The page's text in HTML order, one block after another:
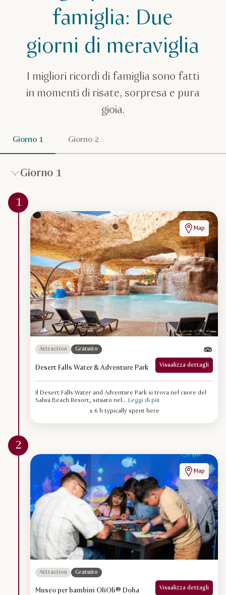
Magia per tutta la famiglia: Due giorni di meraviglia
famiglia: Due
giorni di meraviglia
I migliori ricordi di famiglia sono fatti
in momenti di risate, sorpresa e pura
gioia.
Giorno 1 Giorno 2
Giorno 1
1
Map
Attraction Gratuito
Desert Falls Water & Adventure Park Visualizza dettagli
Il Desert Falls Water and Adventure Park si trova nel cuore del
Salwa Beach Resort, situato nel... Leggi di più
± 6 h typically spent here
2
Map
Attraction Gratuito
Museo per bambini OliOli® Doha Visualizza dettagli